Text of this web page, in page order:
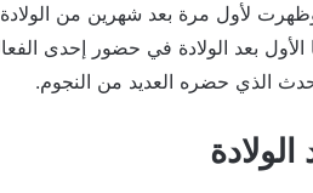
وظهرت لأول مرة بعد شهرين من
بعد الولادة في حضور إحدى